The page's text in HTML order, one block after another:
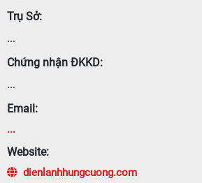
Trụ Sở:
...
Chứng nhận ĐKKD:
...
Email:
...
Website:
dienlanhhungcuong.com